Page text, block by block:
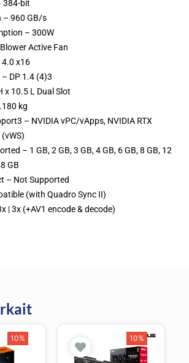
384-bit
– 960 GB/s
– 300W
Active Fan
4.0 x16
DP 1.4 (4)3
x 10.5 L Dual Slot
kg
– NVIDIA vPC/vApps, NVIDIA RTX
– 1 GB, 2 GB, 3 GB, 4 GB, 6 GB, 8 GB, 12
GB
– Not Supported
(with Quadro Sync II)
| 3x (+AV1 encode & decode)
10% 10%